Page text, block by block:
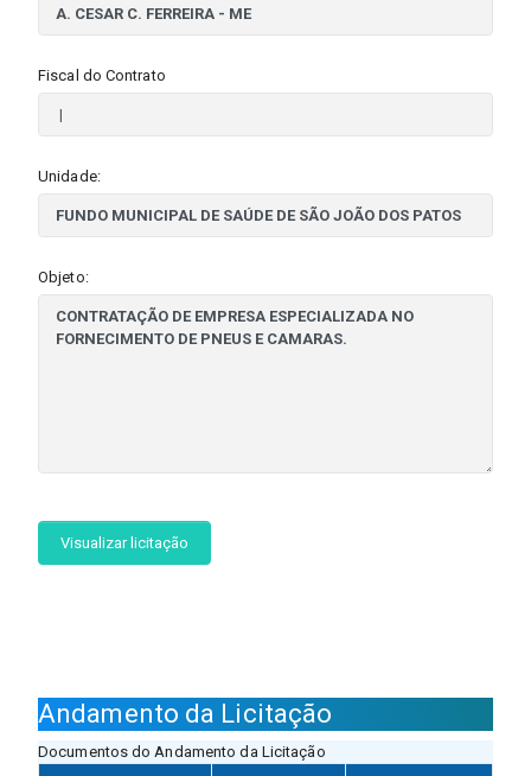
Fiscal do Contrato
Unidade:
Objeto:
Visualizar licitação
Andamento da Licitação
Documentos do Andamento da Licitação